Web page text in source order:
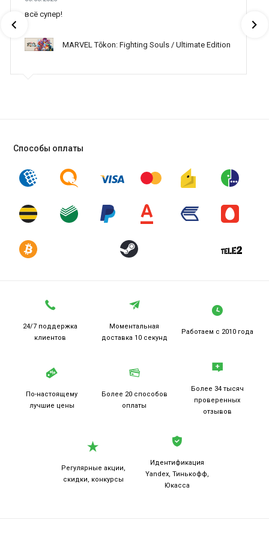
всё супер!
MARVEL Tōkon: Fighting Souls / Ultimate Edition
Способы оплаты
24/7 поддержка
клиентов
Моментальная
доставка 10 секунд
Работаем с 2010 года
По-настоящему
лучшие цены
Более 20 способов
оплаты
Более 34 тысяч
проверенных
отзывов
Регулярные акции,
скидки, конкурсы
Идентификация
Yandex, Тинькофф,
Юкасса